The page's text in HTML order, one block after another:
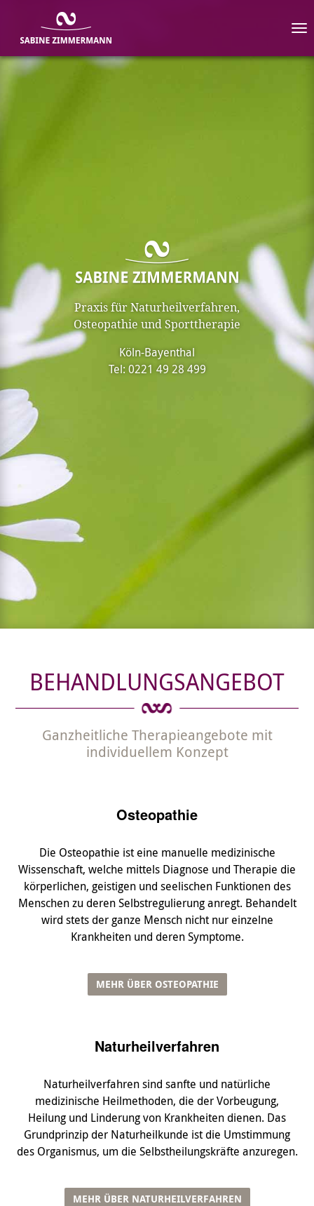
Praxis für Naturheilverfahren,
Osteopathie und Sporttherapie
Köln-Bayenthal
Tel: 0221 49 28 499
BEHANDLUNGSANGEBOT
Ganzheitliche Therapieangebote mit
individuellem Konzept
Osteopathie
Die Osteopathie ist eine manuelle medizinische
Wissenschaft, welche mittels Diagnose und Therapie die
körperlichen, geistigen und seelischen Funktionen des
Menschen zu deren Selbstregulierung anregt. Behandelt
wird stets der ganze Mensch nicht nur einzelne
Krankheiten und deren Symptome.
MEHR ÜBER OSTEOPATHIE
Naturheilverfahren
Naturheilverfahren sind sanfte und natürliche
medizinische Heilmethoden, die der Vorbeugung,
Heilung und Linderung von Krankheiten dienen. Das
Grundprinzip der Naturheilkunde ist die Umstimmung
des Organismus, um die Selbstheilungskräfte anzuregen.
MEHR ÜBER NATURHEILVERFAHREN